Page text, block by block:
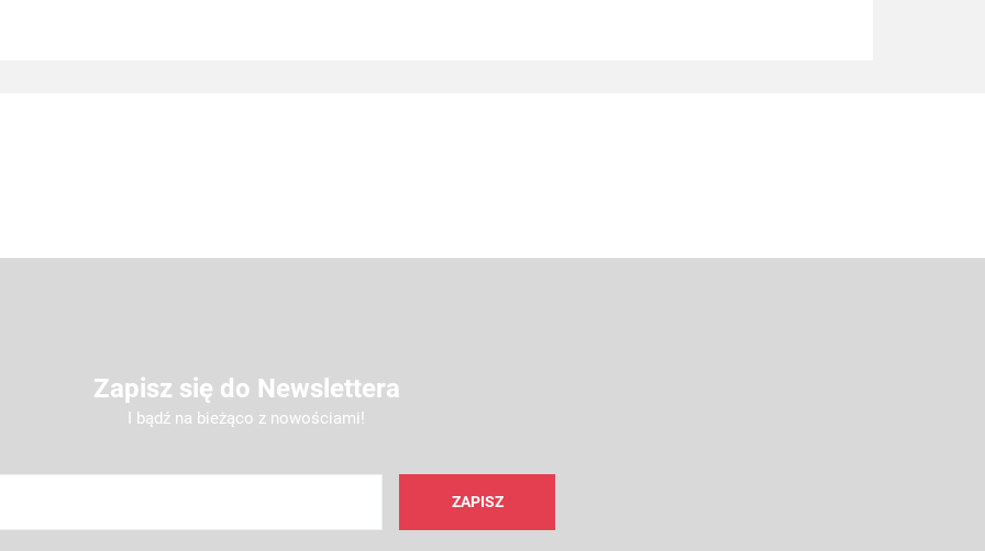
Zapisz się do Newslettera
I bądź na bieżąco z nowościami!